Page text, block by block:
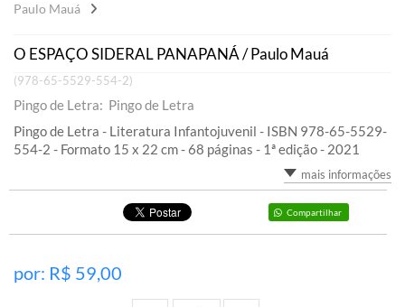
Paulo Mauá
O ESPAÇO SIDERAL PANAPANÁ / Paulo Mauá
(978-65-5529-554-2)
Pingo de Letra: Pingo de Letra
Pingo de Letra - Literatura Infantojuvenil - ISBN 978-65-5529-
554-2 - Formato 15 x 22 cm - 68 páginas - 1ª edição - 2021
mais informações
Compartilhar
por: R$ 59,00